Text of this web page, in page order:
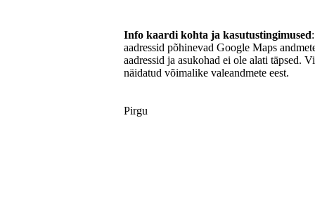
Info kaardi kohta ja kasutustingimused
aadressid põhinevad Google Maps
aadressid ja asukohad ei ole alati täpsed.
näidatud võimalike valeandmete eest.
Pirgu